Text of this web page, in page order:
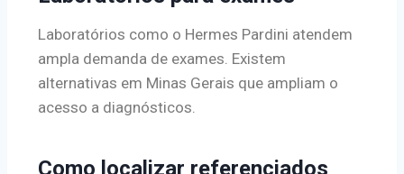
Laboratórios como o Hermes Pardini atendem
ampla demanda de exames. Existem
alternativas em Minas Gerais que ampliam o
acesso a diagnósticos.